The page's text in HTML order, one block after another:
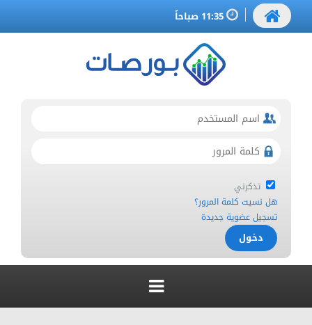
تذكرني
هل نسيت كلمة المرور؟
تسجيل عضوية جديدة
الرئيسية